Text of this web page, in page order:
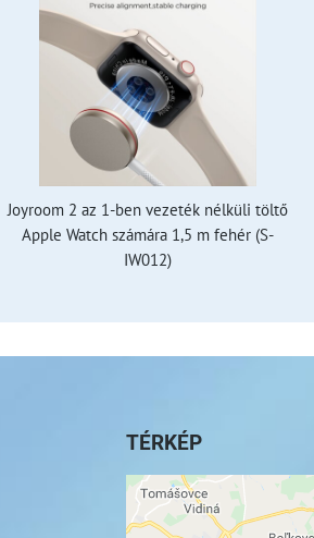
Joyroom 2 az 1-ben vezeték nélküli töltő
Apple Watch számára 1,5 m fehér (S-
IW012)
TÉRKÉP
A külső